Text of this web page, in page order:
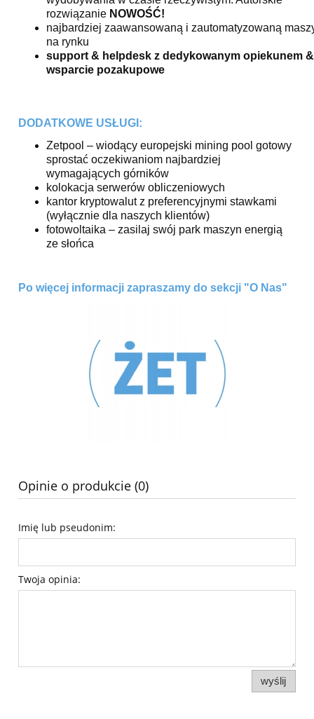
rozwiązanie NOWOŚĆ!
najbardziej zaawansowaną i zautomatyzowaną
na rynku
support & helpdesk z dedykowanym opiekunem &
wsparcie pozakupowe
DODATKOWE USŁUGI:
Zetpool – wiodący europejski mining pool gotowy
sprostać oczekiwaniom najbardziej
wymagających górników
kolokacja serwerów obliczeniowych
kantor kryptowalut z preferencyjnymi stawkami
(wyłącznie dla naszych klientów)
fotowoltaika – zasilaj swój park maszyn energią
ze słońca
Po więcej informacji zapraszamy do sekcji "O Nas"
Opinie o produkcie (0)
Imię lub pseudonim:
Twoja opinia:
wyślij